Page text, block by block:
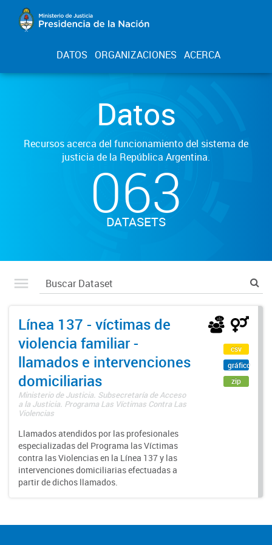
DATOS ORGANIZACIONES ACERCA
Datos
Recursos acerca del funcionamiento del sistema de
justicia de la República Argentina.
063
DATASETS
Línea 137 - víctimas de
violencia familiar -
llamados e intervenciones
domiciliarias
Ministerio de Justicia. Subsecretaría de Acceso
a la Justicia. Programa Las Víctimas Contra Las
Violencias
Llamados atendidos por las profesionales
especializadas del Programa las Víctimas
contra las Violencias en la Línea 137 y las
intervenciones domiciliarias efectuadas a
partir de dichos llamados.
csv
gráfico
zip